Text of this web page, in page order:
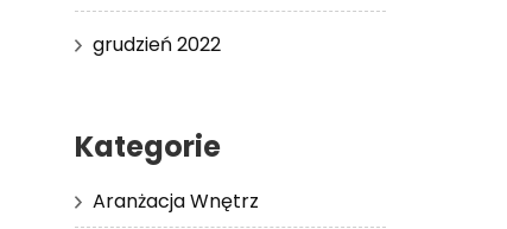
grudzień 2022
Kategorie
Aranżacja Wnętrz